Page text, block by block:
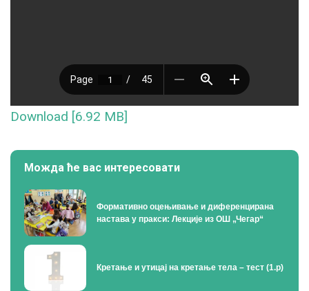
Download [6.92 MB]
Можда ће вас интересовати
Формативно оцењивање и диференцирана
настава у пракси: Лекције из ОШ „Чегар“
Кретање и утицај на кретање тела – тест (1.р)